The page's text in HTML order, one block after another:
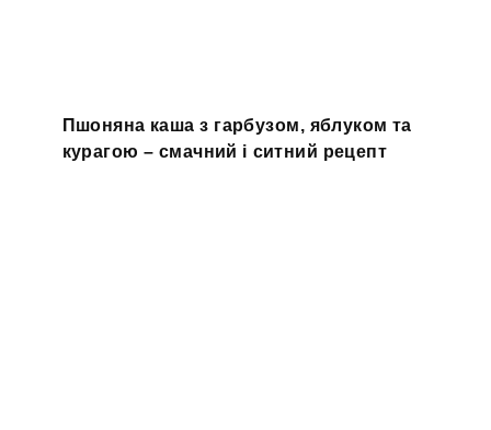
Пшоняна каша з гарбузом, яблуком та
курагою – смачний і ситний рецепт